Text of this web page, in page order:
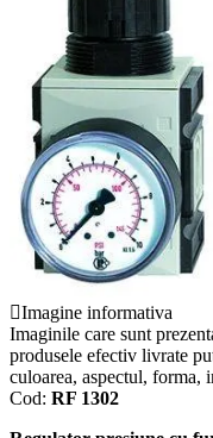
Imagine informativa
Imaginile care sunt
produsele efectiv livrate
culoarea, aspectul, forma,
Cod: RF 1302